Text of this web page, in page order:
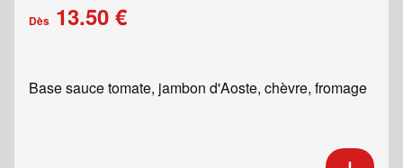
Dès 13.50 €
Base sauce tomate, jambon d'Aoste, chèvre, fromage